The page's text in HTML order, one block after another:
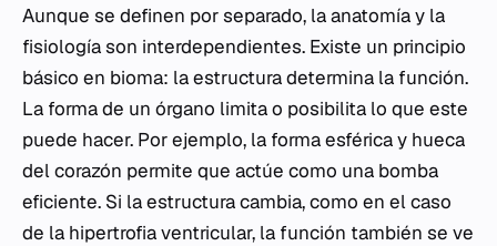
Aunque se definen por separado, la anatomía y la
fisiología son interdependientes. Existe un principio
básico en bioma: la estructura determina la función.
La forma de un órgano limita o posibilita lo que este
puede hacer. Por ejemplo, la forma esférica y hueca
del corazón permite que actúe como una bomba
eficiente. Si la estructura cambia, como en el caso
de la hipertrofia ventricular, la función también se ve